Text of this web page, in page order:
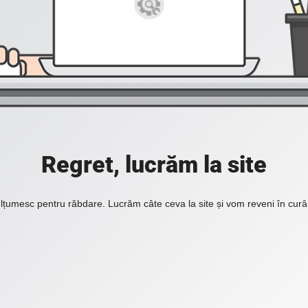
Regret, lucrăm la site
pentru răbdare. Lucrăm câte ceva la site și vom reveni în